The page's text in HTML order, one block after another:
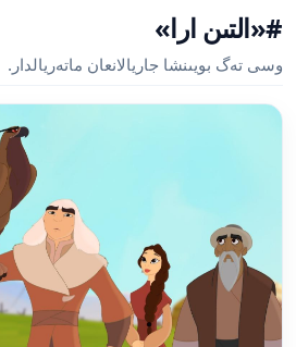
#«التىن ارا»
وسى تەگ بويىنشا جاريالانعان ماتەريالدار.